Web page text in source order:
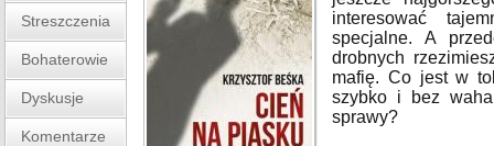
Streszczenia
Bohaterowie
Dyskusje
Komentarze
interesować
specjalne. A
drobnych
mafię. Co jest w
szybko i bez
sprawy?